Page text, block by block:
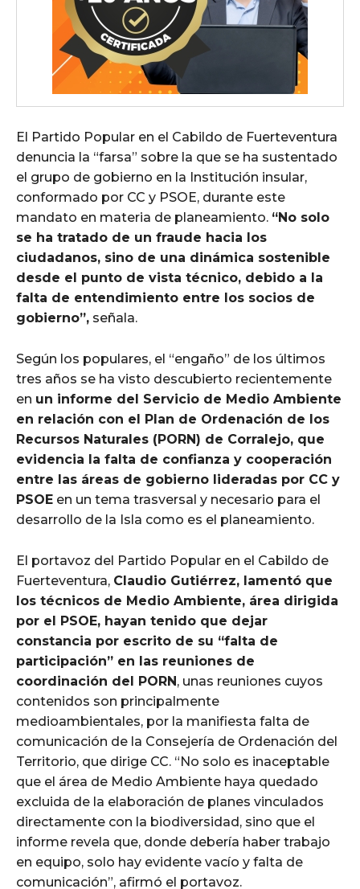
El Partido Popular en el Cabildo de Fuerteventura
denuncia la “farsa” sobre la que se ha sustentado
el grupo de gobierno en la Institución insular,
conformado por CC y PSOE, durante este
mandato en materia de planeamiento. “No solo
se ha tratado de un fraude hacia los
ciudadanos, sino de una dinámica sostenible
desde el punto de vista técnico, debido a la
falta de entendimiento entre los socios de
gobierno”, señala.
Según los populares, el “engaño” de los últimos
tres años se ha visto descubierto recientemente
en un informe del Servicio de Medio Ambiente
en relación con el Plan de Ordenación de los
Recursos Naturales (PORN) de Corralejo, que
evidencia la falta de confianza y cooperación
entre las áreas de gobierno lideradas por CC y
PSOE en un tema trasversal y necesario para el
desarrollo de la Isla como es el planeamiento.
El portavoz del Partido Popular en el Cabildo de
Fuerteventura, Claudio Gutiérrez, lamentó que
los técnicos de Medio Ambiente, área dirigida
por el PSOE, hayan tenido que dejar
constancia por escrito de su “falta de
participación” en las reuniones de
coordinación del PORN, unas reuniones cuyos
contenidos son principalmente
medioambientales, por la manifiesta falta de
comunicación de la Consejería de Ordenación del
Territorio, que dirige CC. “No solo es inaceptable
que el área de Medio Ambiente haya quedado
excluida de la elaboración de planes vinculados
directamente con la biodiversidad, sino que el
informe revela que, donde debería haber trabajo
en equipo, solo hay evidente vacío y falta de
comunicación”, afirmó el portavoz.